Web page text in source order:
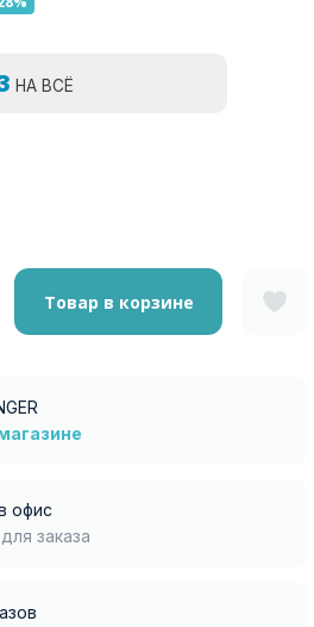
НА ВСЁ
Товар в корзине
офис
заказа